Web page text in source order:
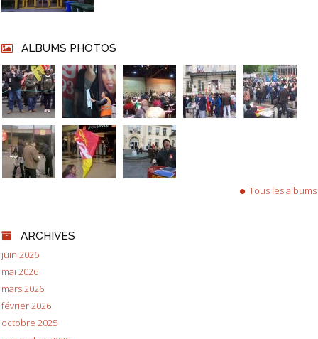
ALBUMS PHOTOS
Tous les albums
ARCHIVES
juin 2026
mai 2026
mars 2026
février 2026
octobre 2025